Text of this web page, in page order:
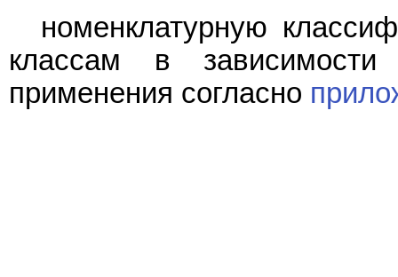
номенклатурную
классам в
применения согласно